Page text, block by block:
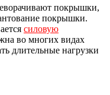
покрышки,
покрышки.
силовую
во многих видах
длительные нагрузки